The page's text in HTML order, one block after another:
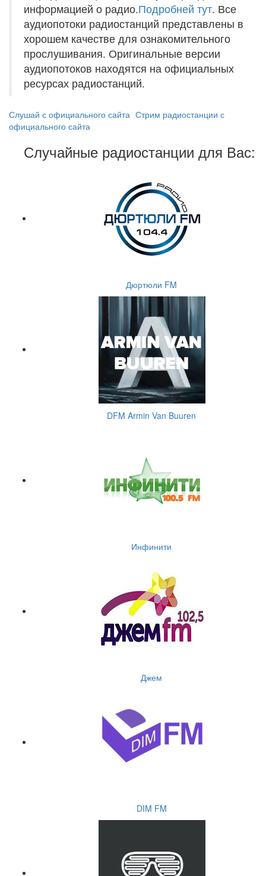
информацией о радио.Подробней тут. Все
аудиопотоки радиостанций представлены в
хорошем качестве для ознакомительного
прослушивания. Оригинальные версии
аудиопотоков находятся на официальных
ресурсах радиостанций.
Слушай с официального сайта Стрим радиостанции с
официального сайта
Случайные радиостанции для Вас:
Дюртюли FM
DFM Armin Van Buuren
Инфинити
Джем
DIM FM